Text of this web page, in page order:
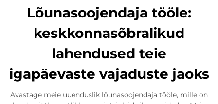
Lõunasoojendaja tööle:
keskkonnasõbralikud
lahendused teie
igapäevaste vajaduste jaoks
Avastage meie uuenduslik lõunasoojendaja tööle, mille on